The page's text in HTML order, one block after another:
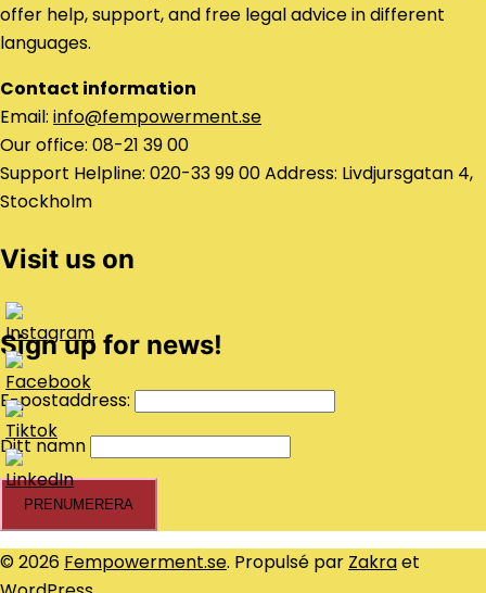
offer help, support, and free legal advice in different
languages.
Contact information
Email: info@fempowerment.se
Our office: 08-21 39 00
Support Helpline: 020-33 99 00 Address: Livdjursgatan 4,
Stockholm
Visit us on
Sign up for news!
E-postaddress:
Ditt namn
© 2026 Fempowerment.se. Propulsé par Zakraet